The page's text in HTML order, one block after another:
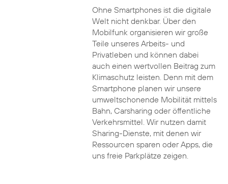
Ohne Smartphones ist die digitale
Welt nicht denkbar. Über den
Mobilfunk organisieren wir große
Teile unseres Arbeits- und
Privatleben und können dabei
auch einen wertvollen Beitrag zum
Klimaschutz leisten. Denn mit dem
Smartphone planen wir unsere
umweltschonende Mobilität mittels
Bahn, Carsharing oder öffentliche
Verkehrsmittel. Wir nutzen damit
Sharing-Dienste, mit denen wir
Ressourcen sparen oder Apps, die
uns freie Parkplätze zeigen.